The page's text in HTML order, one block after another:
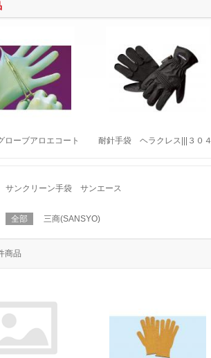
ローブアロエコート
550D 100输入
耐針手袋 ヘラクレス|||３０４
サンクリーン手袋 サンエース
全部 三商(SANSYO)
商品